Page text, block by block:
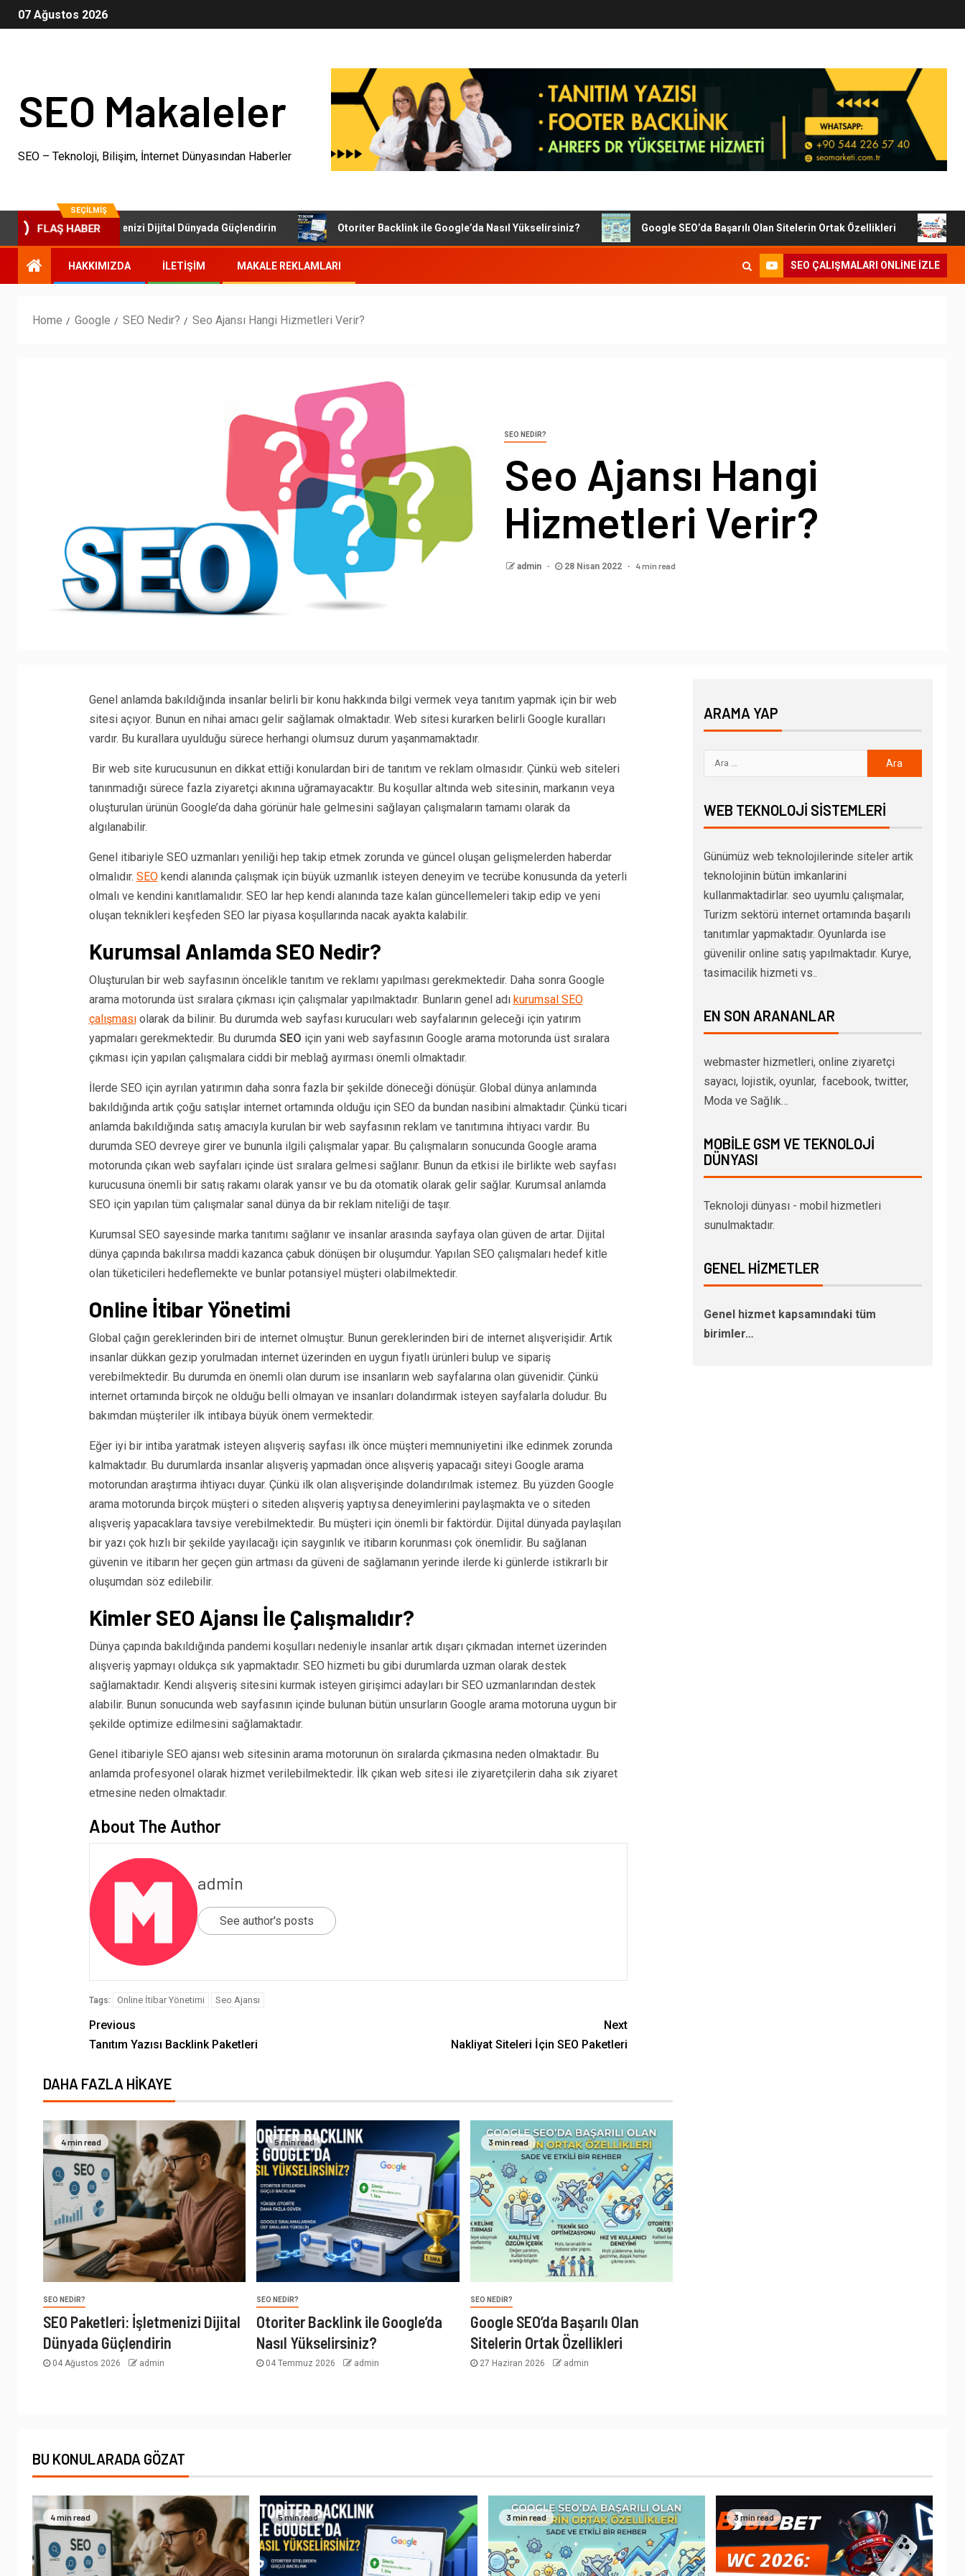
07 Ağustos 2026
SEO Makaleler
SEO – Teknoloji, Bilişim, İnternet Dünyasından Haberler
SEÇILMIŞ
FLAŞ HABER
Paketleri: İşletmenizi Dijital Dünyada Güçlendirin Otoriter Backlink ile Google’da Nasıl Yükselirsiniz? Google SEO’da Başarılı Olan Sitelerin Ortak Özellikleri Dijital
HAKKIMIZDA İLETIŞIM MAKALE REKLAMLARI SEO ÇALIŞMALARI ONLINE IZLE
Home Google SEO Nedir? Seo Ajansı Hangi Hizmetleri Verir?
SEO NEDIR?
Seo Ajansı Hangi
Hizmetleri Verir?
admin 28 Nisan 2022 4 min read
Genel anlamda bakıldığında insanlar belirli bir konu hakkında bilgi vermek veya tanıtım yapmak için bir web
sitesi açıyor. Bunun en nihai amacı gelir sağlamak olmaktadır. Web sitesi kurarken belirli Google kuralları
vardır. Bu kurallara uyulduğu sürece herhangi olumsuz durum yaşanmamaktadır.
Bir web site kurucusunun en dikkat ettiği konulardan biri de tanıtım ve reklam olmasıdır. Çünkü web siteleri
tanınmadığı sürece fazla ziyaretçi akınına uğramayacaktır. Bu koşullar altında web sitesinin, markanın veya
oluşturulan ürünün Google’da daha görünür hale gelmesini sağlayan çalışmaların tamamı olarak da
algılanabilir.
Genel itibariyle SEO uzmanları yeniliği hep takip etmek zorunda ve güncel oluşan gelişmelerden haberdar
olmalıdır. SEOkendi alanında çalışmak için büyük uzmanlık isteyen deneyim ve tecrübe konusunda da yeterli
olmalı ve kendini kanıtlamalıdır. SEO lar hep kendi alanında taze kalan güncellemeleri takip edip ve yeni
oluşan teknikleri keşfeden SEO lar piyasa koşullarında nacak ayakta kalabilir.
Kurumsal Anlamda SEO Nedir?
Oluşturulan bir web sayfasının öncelikle tanıtım ve reklamı yapılması gerekmektedir. Daha sonra Google
arama motorunda üst sıralara çıkması için çalışmalar yapılmaktadır. Bunların genel adı kurumsal SEO
çalışmasıolarak da bilinir. Bu durumda web sayfası kurucuları web sayfalarının geleceği için yatırım
yapmaları gerekmektedir. Bu durumda SEO için yani web sayfasının Google arama motorunda üst sıralara
çıkması için yapılan çalışmalara ciddi bir meblağ ayırması önemli olmaktadır.
İlerde SEO için ayrılan yatırımın daha sonra fazla bir şekilde döneceği dönüşür. Global dünya anlamında
bakıldığında artık çoğu satışlar internet ortamında olduğu için SEO da bundan nasibini almaktadır. Çünkü ticari
anlamda bakıldığında satış amacıyla kurulan bir web sayfasının reklam ve tanıtımına ihtiyacı vardır. Bu
durumda SEO devreye girer ve bununla ilgili çalışmalar yapar. Bu çalışmaların sonucunda Google arama
motorunda çıkan web sayfaları içinde üst sıralara gelmesi sağlanır. Bunun da etkisi ile birlikte web sayfası
kurucusuna önemli bir satış rakamı olarak yansır ve bu da otomatik olarak gelir sağlar. Kurumsal anlamda
SEO için yapılan tüm çalışmalar sanal dünya da bir reklam niteliği de taşır.
Kurumsal SEO sayesinde marka tanıtımı sağlanır ve insanlar arasında sayfaya olan güven de artar. Dijital
dünya çapında bakılırsa maddi kazanca çabuk dönüşen bir oluşumdur. Yapılan SEO çalışmaları hedef kitle
olan tüketicileri hedeflemekte ve bunlar potansiyel müşteri olabilmektedir.
Online İtibar Yönetimi
Global çağın gereklerinden biri de internet olmuştur. Bunun gereklerinden biri de internet alışverişidir. Artık
insanlar dükkan gezip yorulmadan internet üzerinden en uygun fiyatlı ürünleri bulup ve sipariş
verebilmektedir. Bu durumda en önemli olan durum ise insanların web sayfalarına olan güvenidir. Çünkü
internet ortamında birçok ne olduğu belli olmayan ve insanları dolandırmak isteyen sayfalarla doludur. Bu
bakımdan müşteriler ilk intibaya büyük önem vermektedir.
Eğer iyi bir intiba yaratmak isteyen alışveriş sayfası ilk önce müşteri memnuniyetini ilke edinmek zorunda
kalmaktadır. Bu durumlarda insanlar alışveriş yapmadan önce alışveriş yapacağı siteyi Google arama
motorundan araştırma ihtiyacı duyar. Çünkü ilk olan alışverişinde dolandırılmak istemez. Bu yüzden Google
arama motorunda birçok müşteri o siteden alışveriş yaptıysa deneyimlerini paylaşmakta ve o siteden
alışveriş yapacaklara tavsiye verebilmektedir. Bu müşteri için önemli bir faktördür. Dijital dünyada paylaşılan
bir yazı çok hızlı bir şekilde yayılacağı için saygınlık ve itibarın korunması çok önemlidir. Bu sağlanan
güvenin ve itibarın her geçen gün artması da güveni de sağlamanın yerinde ilerde ki günlerde istikrarlı bir
oluşumdan söz edilebilir.
Kimler SEO Ajansı İle Çalışmalıdır?
Dünya çapında bakıldığında pandemi koşulları nedeniyle insanlar artık dışarı çıkmadan internet üzerinden
alışveriş yapmayı oldukça sık yapmaktadır. SEO hizmeti bu gibi durumlarda uzman olarak destek
sağlamaktadır. Kendi alışveriş sitesini kurmak isteyen girişimci adayları bir SEO uzmanlarından destek
alabilir. Bunun sonucunda web sayfasının içinde bulunan bütün unsurların Google arama motoruna uygun bir
şekilde optimize edilmesini sağlamaktadır.
Genel itibariyle SEO ajansı web sitesinin arama motorunun ön sıralarda çıkmasına neden olmaktadır. Bu
anlamda profesyonel olarak hizmet verilebilmektedir. İlk çıkan web sitesi ile ziyaretçilerin daha sık ziyaret
etmesine neden olmaktadır.
About The Author
admin
See author's posts
Tags: Online İtibar Yönetimi Seo Ajansı
Previous
Tanıtım Yazısı Backlink Paketleri
Next
Nakliyat Siteleri İçin SEO Paketleri
DAHA FAZLA HIKAYE
4 min read
SEO NEDIR?
SEO Paketleri: İşletmenizi Dijital
Dünyada Güçlendirin
04 Ağustos 2026 admin
5 min read
SEO NEDIR?
Otoriter Backlink ile Google’da
Nasıl Yükselirsiniz?
04 Temmuz 2026 admin
3 min read
SEO NEDIR?
Google SEO’da Başarılı Olan
Sitelerin Ortak Özellikleri
27 Haziran 2026 admin
ARAMA YAP
WEB TEKNOLOJI SISTEMLERI
Günümüz web teknolojilerinde siteler artik
teknolojinin bütün imkanlarini
kullanmaktadirlar. seo uyumlu çalışmalar,
Turizm sektörü internet ortamında başarılı
tanıtımlar yapmaktadır. Oyunlarda ise
güvenilir online satış yapılmaktadır. Kurye,
tasimacilik hizmeti vs..
EN SON ARANANLAR
webmaster hizmetleri, online ziyaretçi
sayacı, lojistik, oyunlar, facebook, twitter,
Moda ve Sağlık…
MOBILE GSM VE TEKNOLOJI
DÜNYASI
Teknoloji dünyası - mobil hizmetleri
sunulmaktadır.
GENEL HIZMETLER
Genel hizmet kapsamındaki tüm
birimler…
BU KONULARADA GÖZAT
4 min read 5 min read 3 min read 3 min read